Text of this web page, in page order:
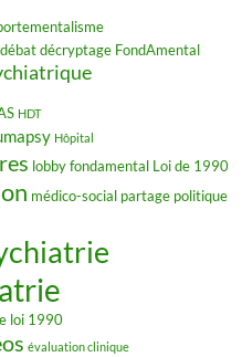
débatdécryptage FondAmental
HDT
Hôpital
lobby fondamental Loi de 1990
médico-social partage politique
loi 1990
évaluation clinique